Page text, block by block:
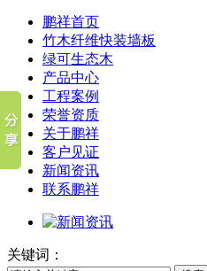
鹏祥首页
竹木纤维快装墙板
绿可生态木
产品中心
工程案例
荣誉资质
关于鹏祥
客户见证
新闻资讯
联系鹏祥
关键词：